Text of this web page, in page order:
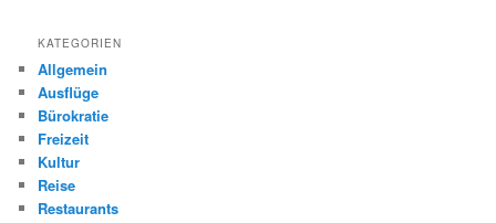
KATEGORIEN
Allgemein
Ausflüge
Bürokratie
Freizeit
Kultur
Reise
Restaurants